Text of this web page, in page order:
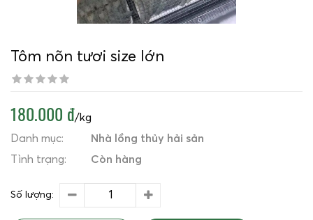
Tôm nõn tươi size lớn
180.000 đ/kg
Danh mục:
Nhà lồng thủy hải sản
Tình trạng:
Còn hàng
Số lượng: